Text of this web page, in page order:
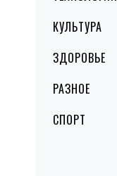
КУЛЬТУРА
ЗДОРОВЬЕ
РАЗНОЕ
СПОРТ